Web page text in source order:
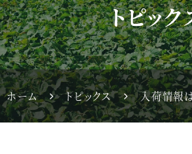
トピック
ホーム トピックス 入荷情報